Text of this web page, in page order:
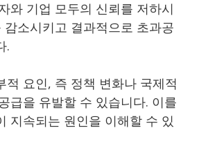
와 기업 모두의 신뢰를 저하시
감소시키고 결과적으로 초과공
.
적 요인, 즉 정책 변화나 국제적
급을 유발할 수 있습니다. 이를
지속되는 원인을 이해할 수 있